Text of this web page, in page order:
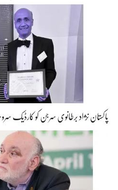
پاکستان نژاد برطانوی سرجن کو کارڈیک